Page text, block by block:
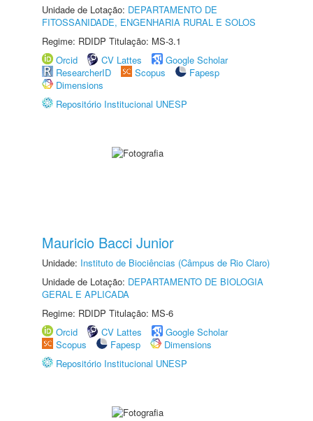
Unidade de Lotação: DEPARTAMENTO DE
FITOSSANIDADE, ENGENHARIA RURAL E SOLOS
Regime: RDIDP Titulação: MS-3.1
Orcid
CV Lattes
Google Scholar
ResearcherID
Scopus
Fapesp
Dimensions
Repositório Institucional UNESP
Mauricio Bacci Junior
Unidade: Instituto de Biociências (Câmpus de Rio Claro)
Unidade de Lotação: DEPARTAMENTO DE BIOLOGIA
GERAL E APLICADA
Regime: RDIDP Titulação: MS-6
Orcid
CV Lattes
Google Scholar
Scopus
Fapesp
Dimensions
Repositório Institucional UNESP